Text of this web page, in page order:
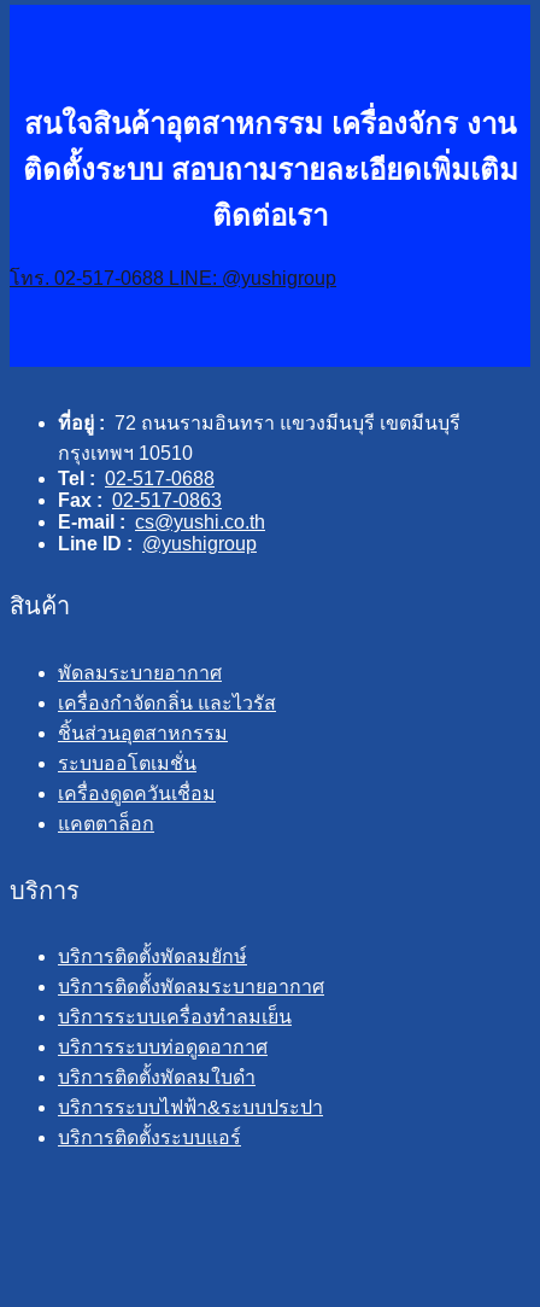
สนใจสินค้าอุตสาหกรรม เครื่องจักร งาน
ติดตั้งระบบ สอบถามรายละเอียดเพิ่มเติม
ติดต่อเรา
โทร. 02-517-0688 LINE: @yushigroup
ที่อยู่ : 72 ถนนรามอินทรา แขวงมีนบุรี เขตมีนบุรี
กรุงเทพฯ 10510
Tel : 02-517-0688
Fax : 02-517-0863
E-mail : cs@yushi.co.th
Line ID : @yushigroup
สินค้า
พัดลมระบายอากาศ
เครื่องกำจัดกลิ่น และไวรัส
ชิ้นส่วนอุตสาหกรรม
ระบบออโตเมชั่น
เครื่องดูดควันเชื่อม
แคตตาล็อก
บริการ
บริการติดตั้งพัดลมยักษ์
บริการติดตั้งพัดลมระบายอากาศ
บริการระบบเครื่องทำลมเย็น
บริการระบบท่อดูดอากาศ
บริการติดตั้งพัดลมใบดำ
บริการระบบไฟฟ้า&ระบบประปา
บริการติดตั้งระบบแอร์